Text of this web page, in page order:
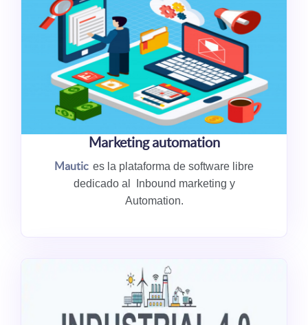
Marketing automation
Mautic es la plataforma de software libre
dedicado al
Inbound marketing y
Automation.